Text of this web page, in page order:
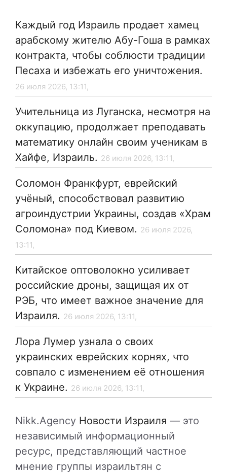
Каждый год Израиль продает хамец
арабскому жителю Абу-Гоша в рамках
контракта, чтобы соблюсти традиции
Песаха и избежать его уничтожения.
26 июля 2026, 13:11,
Учительница из Луганска, несмотря на
оккупацию, продолжает преподавать
математику онлайн своим ученикам в
Хайфе, Израиль. 26 июля 2026, 13:11,
Соломон Франкфурт, еврейский
учёный, способствовал развитию
агроиндустрии Украины, создав «Храм
Соломона» под Киевом. 26 июля 2026,
13:11,
Китайское оптоволокно усиливает
российские дроны, защищая их от
РЭБ, что имеет важное значение для
Израиля. 26 июля 2026, 13:11,
Лора Лумер узнала о своих
украинских еврейских корнях, что
совпало с изменением её отношения
к Украине. 26 июля 2026, 13:11,
Nikk.Agency Новости Израиля — это
независимый информационный
ресурс, представляющий частное
мнение группы израильтян с